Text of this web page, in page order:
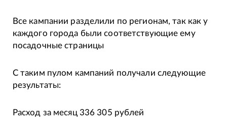
Все кампании разделили по регионам, так как у
каждого города были соответствующие ему
посадочные страницы
С таким пулом кампаний получали следующие
результаты:
Расход за месяц 336 305 рублей